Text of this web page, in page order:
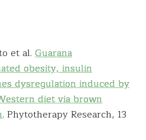
et al. Guarana
obesity, insulin
dysregulation induced by
diet via brown
. Phytotherapy Research, 13